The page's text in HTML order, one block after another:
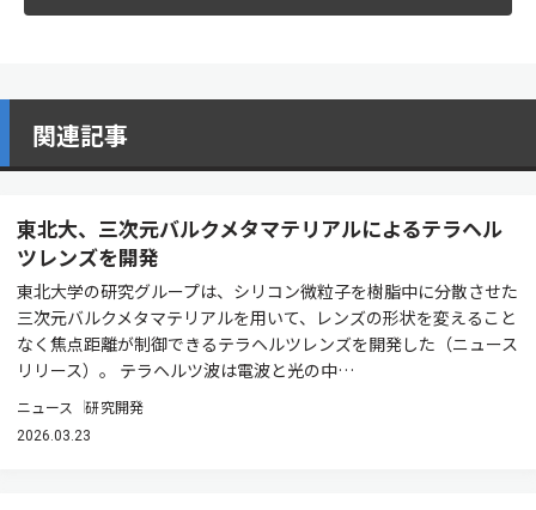
関連記事
東北大、三次元バルクメタマテリアルによるテラヘル
ツレンズを開発
東北大学の研究グループは、シリコン微粒子を樹脂中に分散させた
三次元バルクメタマテリアルを用いて、レンズの形状を変えること
なく焦点距離が制御できるテラヘルツレンズを開発した（ニュース
リリース）。 テラヘルツ波は電波と光の中…
ニュース 研究開発
2026.03.23